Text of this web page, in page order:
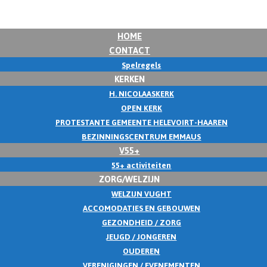
HOME
CONTACT
Spelregels
KERKEN
H. NICOLAASKERK
OPEN KERK
PROTESTANTE GEMEENTE HELEVOIRT-HAAREN
BEZINNINGSCENTRUM EMMAUS
V55+
55+ activiteiten
ZORG/WELZIJN
WELZIJN VUGHT
ACCOMODATIES EN GEBOUWEN
GEZONDHEID / ZORG
JEUGD / JONGEREN
OUDEREN